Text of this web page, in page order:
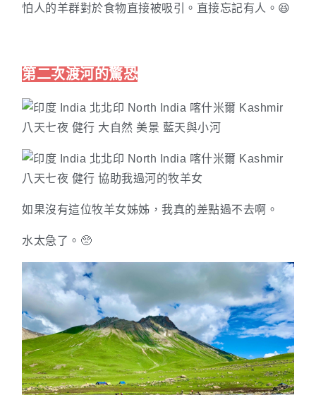
怕人的羊群對於食物直接被吸引。直接忘記有人。😆
第二次渡河的驚恐
如果沒有這位牧羊女姊姊，我真的差點過不去啊。
水太急了。🥺